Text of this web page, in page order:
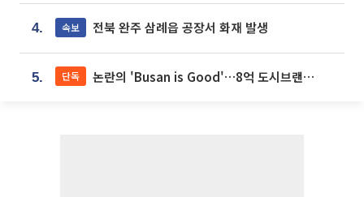
4. 속보 전북 완주 삼례읍 공장서 화재 발생
5. 단독 논란의 'Busan is Good'…8억 도시브랜드, 용산 대통령실 CI 업체가 수행